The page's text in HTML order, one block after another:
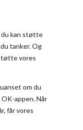
du kan støtte
tanker. Og
vores
om du
appen. Når
får vores